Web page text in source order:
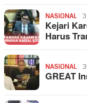
NASIONAL
Kejari
Harus
NASIONAL
GREAT